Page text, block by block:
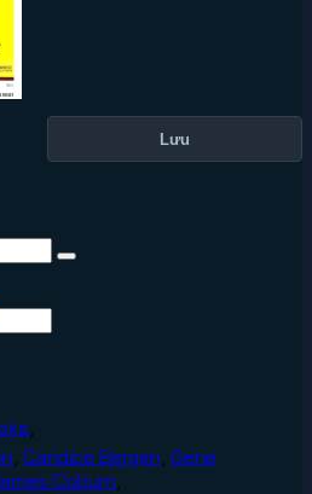
Lưu
Candice Bergen Gene
Coburn